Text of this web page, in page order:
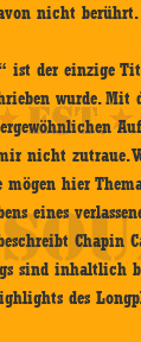
nicht berührt.
ist der einzige
wurde. Mit
nicht zutraue.
mögen hier
eines
Chapin
sind inhaltlich
des